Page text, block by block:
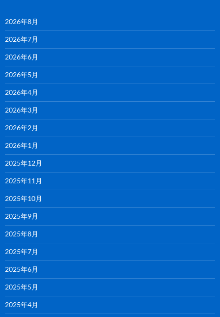
2026年8月
2026年7月
2026年6月
2026年5月
2026年4月
2026年3月
2026年2月
2026年1月
2025年12月
2025年11月
2025年10月
2025年9月
2025年8月
2025年7月
2025年6月
2025年5月
2025年4月